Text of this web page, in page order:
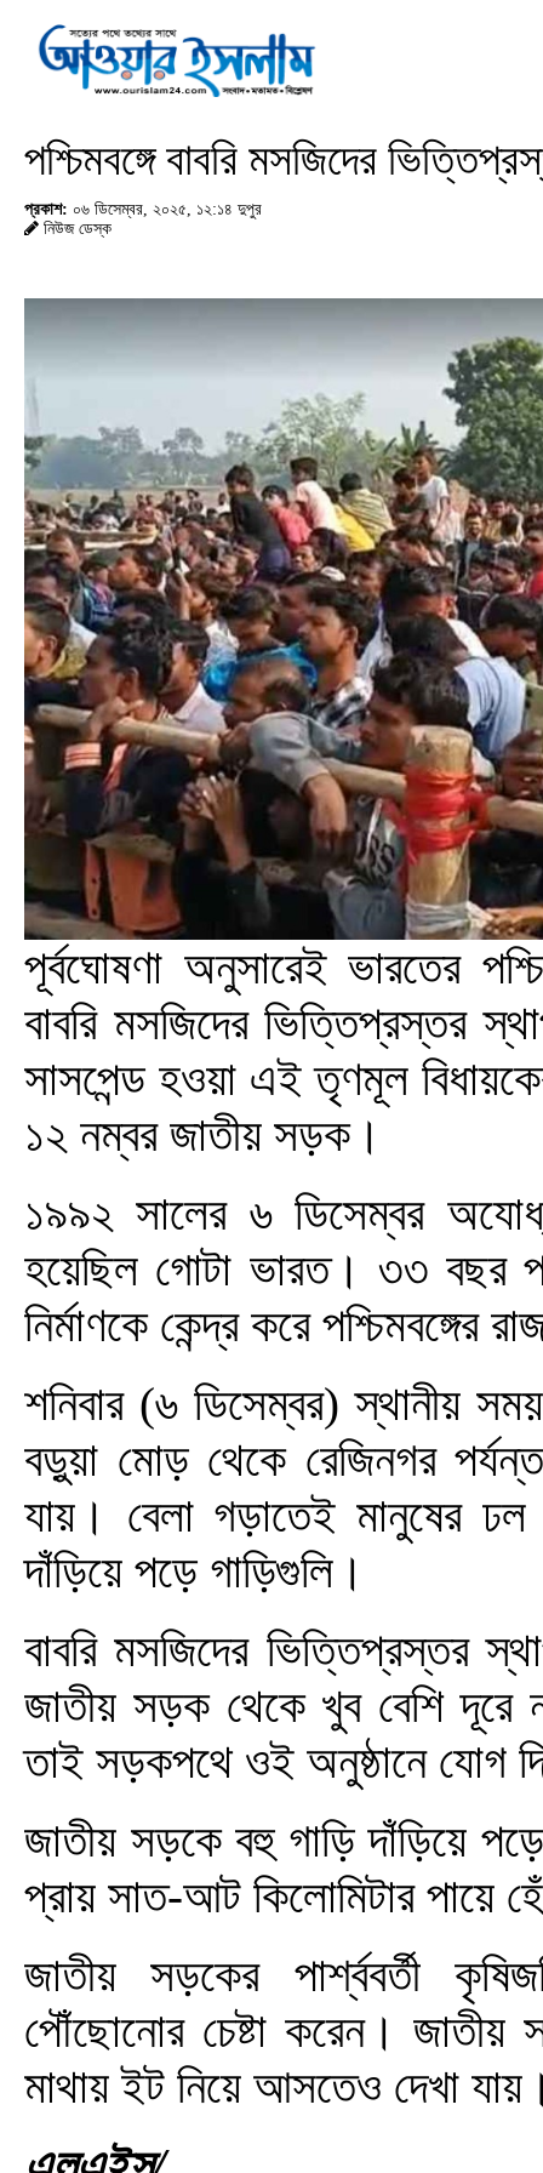
পশ্চিমবঙ্গে বাবরি মসজিদের
প্রকাশ: ০৬ ডিসেম্বর, ২০২৫, ১২:১৪ দুপুর
নিউজ ডেস্ক
পূর্বঘোষণা অনুসারেই ভারতের
বাবরি মসজিদের ভিত্তিপ্রস্তর
সাসপেন্ড হওয়া এই তৃণমূল
১২ নম্বর জাতীয় সড়ক।
১৯৯২ সালের ৬ ডিসেম্বর
হয়েছিল গোটা ভারত। ৩৩ বছর
নির্মাণকে কেন্দ্র করে
শনিবার (৬ ডিসেম্বর) স্থানীয় সময়
বড়ুয়া মোড় থেকে রেজিনগর
যায়। বেলা গড়াতেই মানুষের
দাঁড়িয়ে পড়ে গাড়িগুলি।
বাবরি মসজিদের ভিত্তিপ্রস্তর
জাতীয় সড়ক থেকে খুব বেশি
তাই সড়কপথে ওই অনুষ্ঠানে যোগ
জাতীয় সড়কে বহু গাড়ি দাঁড়িয়ে
প্রায় সাত-আট কিলোমিটার পায়ে
জাতীয় সড়কের পার্শ্ববর্তী
পৌঁছোনোর চেষ্টা করেন। জাতীয়
মাথায় ইট নিয়ে আসতেও দেখা